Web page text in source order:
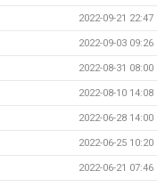
2022-09-21 22:47
2022-09-03 09:26
2022-08-31 08:00
2022-08-10 14:08
2022-06-28 14:00
2022-06-25 10:20
2022-06-21 07:46